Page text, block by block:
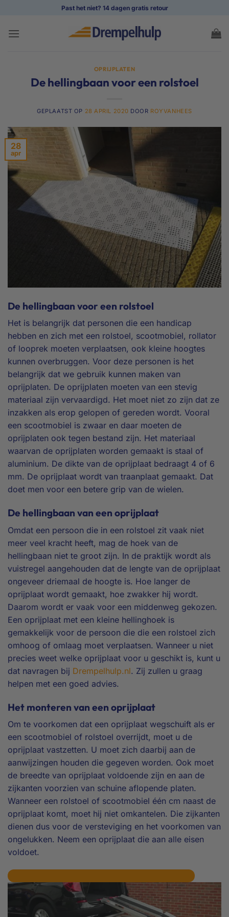
inhoud
Past het niet? 14 dagen gratis retour
OPRIJPLATEN
De hellingbaan voor een rolstoel
GEPLAATST OP 28 APRIL 2020 DOOR ROYVANHEES
28
apr
De hellingbaan voor een rolstoel
Het is belangrijk dat personen die een handicap
hebben en zich met een rolstoel, scootmobiel, rollator
of looprek moeten verplaatsen, ook kleine hoogtes
kunnen overbruggen. Voor deze personen is het
belangrijk dat we gebruik kunnen maken van
oprijplaten. De oprijplaten moeten van een stevig
materiaal zijn vervaardigd. Het moet niet zo zijn dat ze
inzakken als erop gelopen of gereden wordt. Vooral
een scootmobiel is zwaar en daar moeten de
oprijplaten ook tegen bestand zijn. Het materiaal
waarvan de oprijplaten worden gemaakt is staal of
aluminium. De dikte van de oprijplaat bedraagt 4 of 6
mm. De oprijplaat wordt van traanplaat gemaakt. Dat
doet men voor een betere grip van de wielen.
De hellingbaan van een oprijplaat
Omdat een persoon die in een rolstoel zit vaak niet
meer veel kracht heeft, mag de hoek van de
hellingbaan niet te groot zijn. In de praktijk wordt als
vuistregel aangehouden dat de lengte van de oprijplaat
ongeveer driemaal de hoogte is. Hoe langer de
oprijplaat wordt gemaakt, hoe zwakker hij wordt.
Daarom wordt er vaak voor een middenweg gekozen.
Een oprijplaat met een kleine hellinghoek is
gemakkelijk voor de persoon die die een rolstoel zich
omhoog of omlaag moet verplaatsen. Wanneer u niet
precies weet welke oprijplaat voor u geschikt is, kunt u
dat navragen bij Drempelhulp.nl. Zij zullen u graag
helpen met een goed advies.
Het monteren van een oprijplaat
Om te voorkomen dat een oprijplaat wegschuift als er
een scootmobiel of rolstoel overrijdt, moet u de
oprijplaat vastzetten. U moet zich daarbij aan de
aanwijzingen houden die gegeven worden. Ook moet
de breedte van oprijplaat voldoende zijn en aan de
zijkanten voorzien van schuine aflopende platen.
Wanneer een rolstoel of scootmobiel één cm naast de
oprijplaat komt, moet hij niet omkantelen. Die zijkanten
dienen dus voor de versteviging en het voorkomen van
ongelukken. Neem een oprijplaat die aan alle eisen
voldoet.
De verschillende oprijplaten van Drempelhulp.nl.